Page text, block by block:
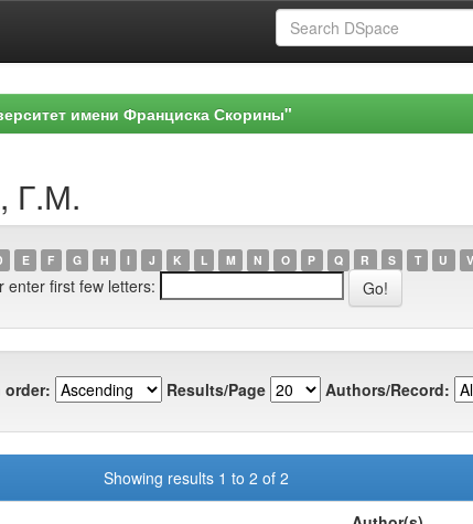
имени Франциска Скорины"
Г.М.
E F G H I J K L M N O P Q R S T U V
enter first few letters:
order: Results/Page Authors/Record:
Showing results 1 to 2 of 2